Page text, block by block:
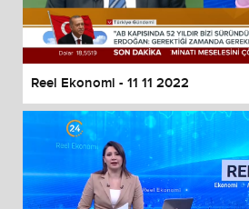
Reel Ekonomi - 11 11 2022